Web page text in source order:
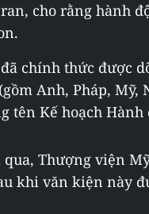
cho rằng hành
chính thức được
Anh, Pháp, Mỹ,
tên Kế hoạch
Thượng viện
khi văn kiện này